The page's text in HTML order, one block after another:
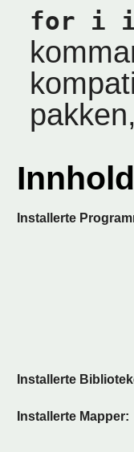
for i
Innhold
Installerte
Installerte
Installerte Mapper: